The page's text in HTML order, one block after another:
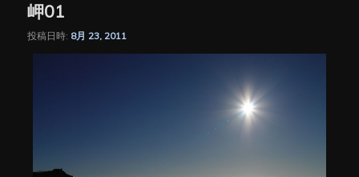
岬01
投稿日時: 8月 23, 2011